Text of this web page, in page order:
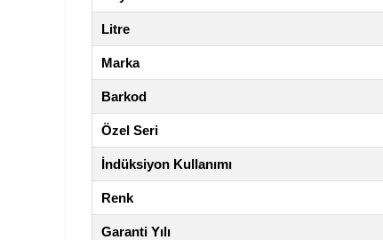
Litre
Marka
Barkod
Özel Seri
İndüksiyon Kullanımı
Renk
Garanti Yılı